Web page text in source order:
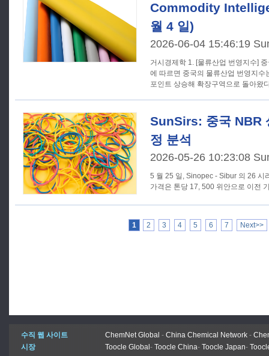
Commodity
월 4 일)
2026-06-04 15:46:19
거시경제학 1. [물류산업 번영지수] 중국물류구매연맹 (CFLP) 의 자료
에 따르면 중국의 물류산업 번영지
SunSirs: 중국 NBR
정 분석
2026-05-26 10:23:08
5 월 25 일, Sinopec - Sibur 의 26 시
가격은 톤당 17, 500 위안으로 이전
1 2 3 4 5 6 7 Next>>
수직 웹 사이트 ChemNet Global - China Chemical Network -
시장
Toocle Global - Toocle China- Toocle Japan-